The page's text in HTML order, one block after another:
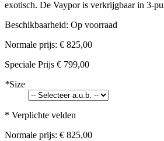
exotisch. De Vaypor is verkrijgbaar in 3-
Beschikbaarheid: Op voorraad
Normale prijs: € 825,00
Speciale Prijs € 799,00
*Size
* Verplichte velden
Normale prijs: € 825,00